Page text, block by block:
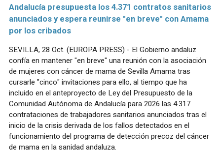
Andalucía presupuesta los 4.371 contratos sanitarios
anunciados y espera reunirse "en breve" con Amama
por los cribados
SEVILLA, 28 Oct. (EUROPA PRESS) - El Gobierno andaluz
confía en mantener "en breve" una reunión con la asociación
de mujeres con cáncer de mama de Sevilla Amama tras
cursarle "cinco" invitaciones para ello, al tiempo que ha
incluido en el anteproyecto de Ley del Presupuesto de la
Comunidad Autónoma de Andalucía para 2026 las 4.317
contrataciones de trabajadores sanitarios anunciados tras el
inicio de la crisis derivada de los fallos detectados en el
funcionamiento del programa de detección precoz del cáncer
de mama en la sanidad andaluza.